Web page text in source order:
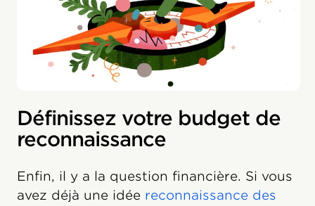
Définissez votre budget de
reconnaissance
Enfin, il y a la question financière. Si vous
avez déjà une idée reconnaissance des